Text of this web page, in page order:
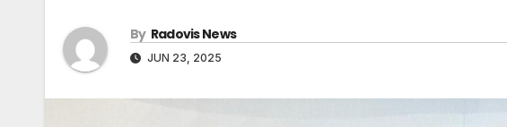
By Radovis News
JUN 23, 2025